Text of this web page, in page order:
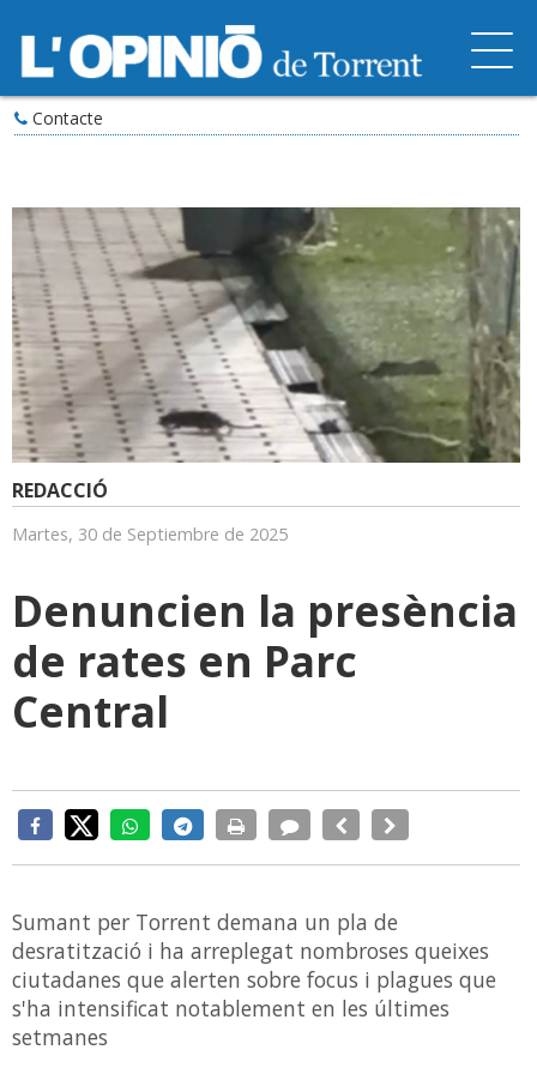
Contacte
REDACCIÓ
Martes, 30 de Septiembre de 2025
Denuncien la presència
de rates en Parc
Central
Sumant per Torrent demana un pla de
desratització i ha arreplegat nombroses queixes
ciutadanes que alerten sobre focus i plagues que
s'ha intensificat notablement en les últimes
setmanes